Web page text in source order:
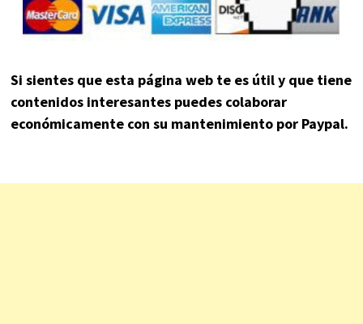
Si sientes que esta página web te es útil y que tiene
contenidos interesantes puedes colaborar
económicamente con su mantenimiento por Paypal.